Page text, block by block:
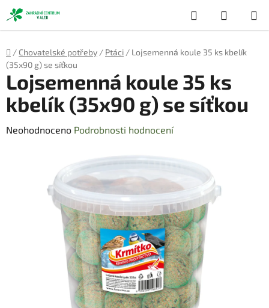
Přejít
na
obsah
Hledat
KOŠÍK
Domů
/ Chovatelské potřeby / Ptáci / Lojsemenná koule 35 ks kbelík
(35x90 g) se síťkou
Lojsemenná koule 35 ks
kbelík (35x90 g) se síťkou
Průměrné
Neohodnoceno Podrobnosti hodnocení